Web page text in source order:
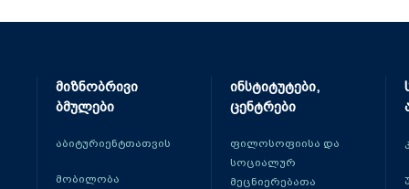
მიზნობრივი
ბმულები
აბიტურიენტთათვის
მობილობა
ინსტიტუტები,
ცენტრები
ფილოსოფიისა და
სოციალურ
მეცნიერებათა